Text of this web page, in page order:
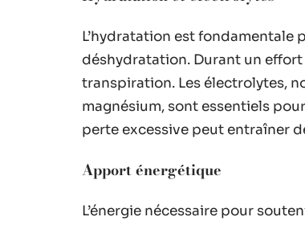
L’hydratation est
déshydratation. Durant un effort
transpiration. Les électrolytes,
magnésium, sont essentiels
perte excessive peut entraîner
Apport énergétique
L’énergie nécessaire pour